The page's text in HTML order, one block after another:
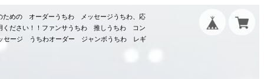
めの オーダーうちわ メッセージうちわ、応
ください！！ファンサうちわ 推しうちわ コン
セージ うちわオーダー ジャンボうちわ レギ